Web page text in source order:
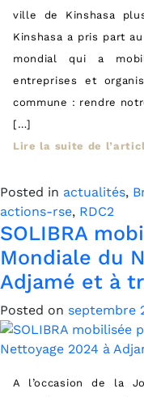
ville de Kinshasa
Kinshasa a pris part
mondial qui a
entreprises et
commune : rendre
[…]
Lire la suite de
Posted in actualités,
actions-rse, RDC2
SOLIBRA
Mondiale du
Adjamé et à
Posted on septembre
A l’occasion de la